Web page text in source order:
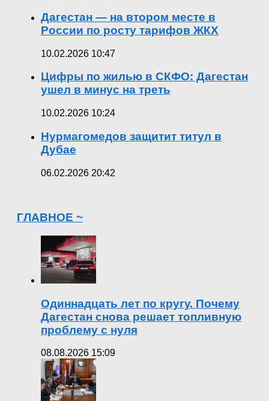
Дагестан — на втором месте в
России по росту тарифов ЖКХ
10.02.2026 10:47
Цифры по жилью в СКФО: Дагестан
ушел в минус на треть
10.02.2026 10:24
Нурмагомедов защитит титул в
Дубае
06.02.2026 20:42
ГЛАВНОЕ ~
Одиннадцать лет по кругу. Почему
Дагестан снова решает топливную
проблему с нуля
08.08.2026 15:09